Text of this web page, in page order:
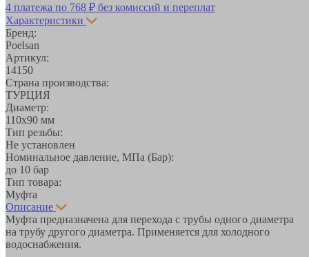
4 платежа по 768 ₽ без комиссий и переплат
Характеристики
Бренд:
Poelsan
Артикул:
14150
Страна производства:
ТУРЦИЯ
Диаметр:
110х90 мм
Тип резьбы:
Не установлен
Номинальное давление, МПа (Бар):
до 10 бар
Тип товара:
Муфта
Описание
Муфта предназначена для перехода с трубы одного диаметра
на трубу другого диаметра. Применяется для холодного
водоснабжения.